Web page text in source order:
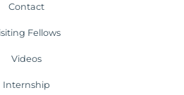
Contact
Fellows
Videos
Internship